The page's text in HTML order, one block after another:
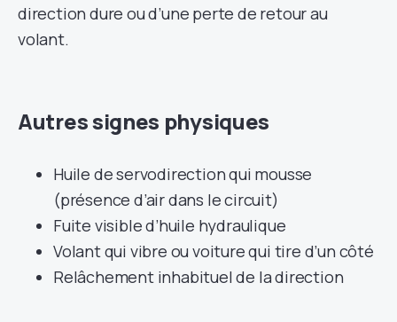
direction dure ou d’une perte de retour au
volant.
Autres signes physiques
Huile de servodirection qui mousse
(présence d’air dans le circuit)
Fuite visible d’huile hydraulique
Volant qui vibre ou voiture qui tire d’un côté
Relâchement inhabituel de la direction